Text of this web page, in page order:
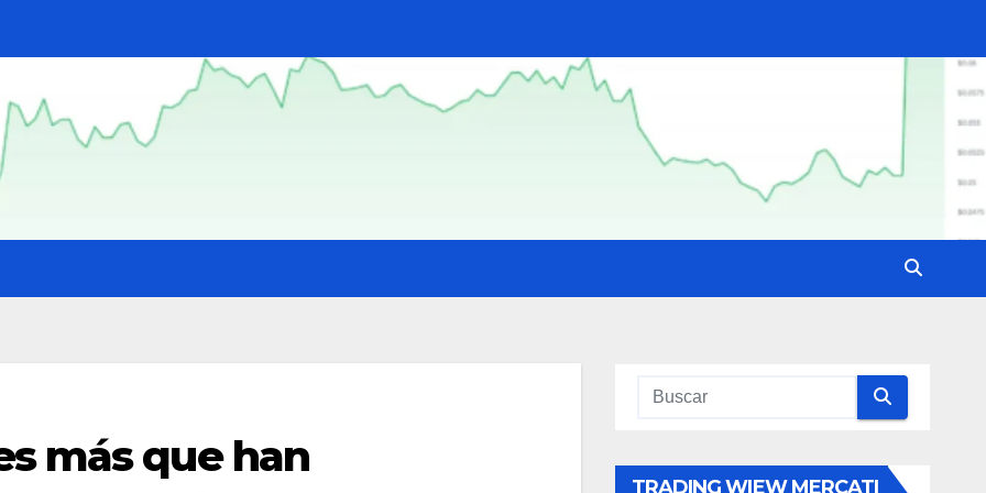
más que han
TRADING WIEW MERCATI